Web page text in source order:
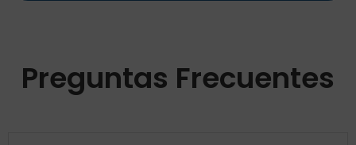
Preguntas Frecuentes